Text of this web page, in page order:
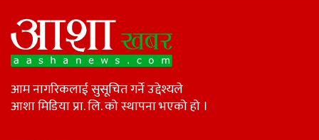
आम नागरिकलाई सुसूचित गर्ने उद्देश्यले
आशा मिडिया प्रा. लि. को स्थापना भएको हो ।